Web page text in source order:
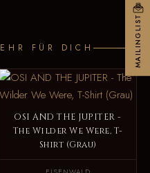
FÜR DICH
OSI AND THE JUPITER -
The Wilder We Were, T-
Shirt (Grau)
MAILINGLIST